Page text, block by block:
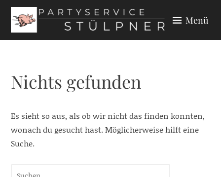
Zum
Inhalt
springen
Menü
Nichts gefunden
Es sieht so aus, als ob wir nicht das finden konnten,
wonach du gesucht hast. Möglicherweise hilft eine
Suche.
Suchen